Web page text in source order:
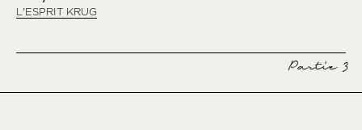
L'ESPRIT KRUG
Partie 3